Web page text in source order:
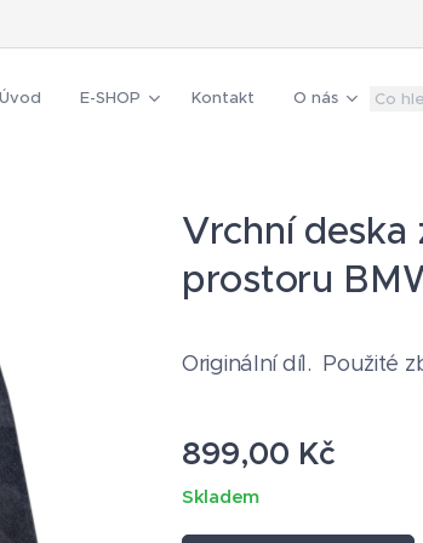
Úvod E-SHOP Kontakt O nás
Vrchní deska
prostoru
Originální díl. Použité
899,00 Kč
Skladem